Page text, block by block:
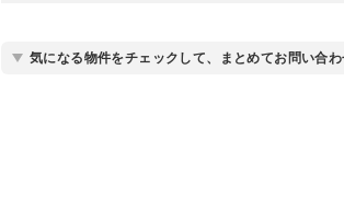
気になる物件をチェックして、まとめてお問い合わ